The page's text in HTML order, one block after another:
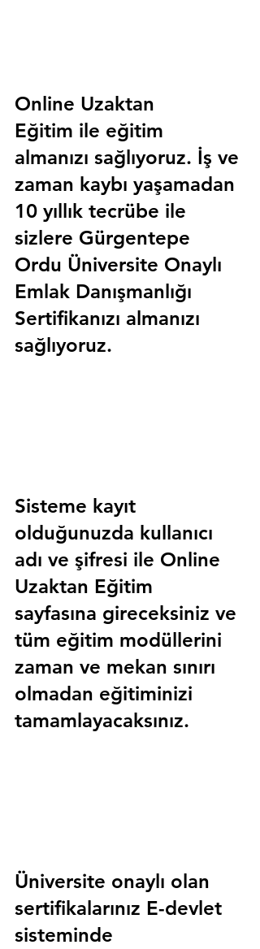
Online Uzaktan
Eğitim ile eğitim
almanızı sağlıyoruz. İş ve
zaman kaybı yaşamadan
10 yıllık tecrübe ile
sizlere Gürgentepe
Ordu Üniversite Onaylı
Emlak Danışmanlığı
Sertifikanızı almanızı
sağlıyoruz.
Sisteme kayıt
olduğunuzda kullanıcı
adı ve şifresi ile Online
Uzaktan Eğitim
sayfasına gireceksiniz ve
tüm eğitim modüllerini
zaman ve mekan sınırı
olmadan eğitiminizi
tamamlayacaksınız.
Üniversite onaylı olan
sertifikalarınız E-devlet
sisteminde